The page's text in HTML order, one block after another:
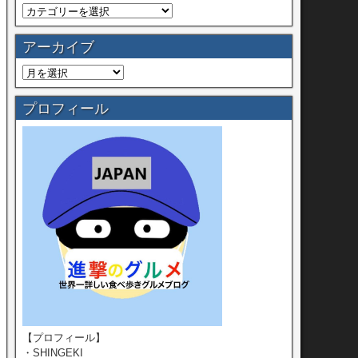
アーカイブ
プロフィール
【プロフィール】
・SHINGEKI